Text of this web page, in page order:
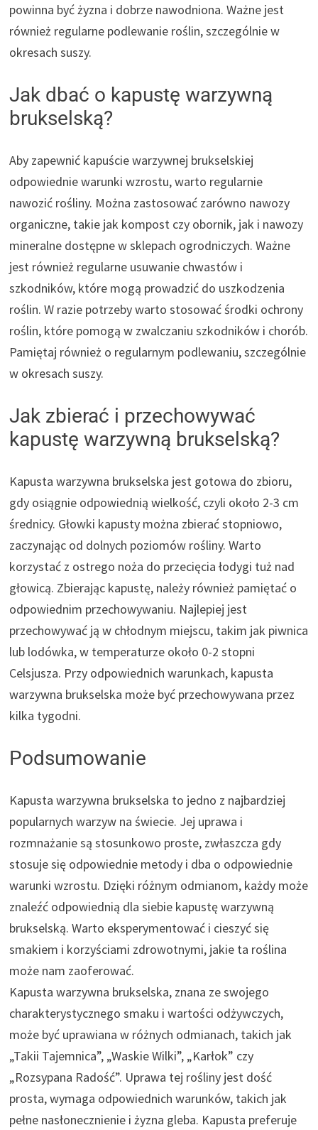
powinna być żyzna i dobrze nawodniona. Ważne jest
również regularne podlewanie roślin, szczególnie w
okresach suszy.
Jak dbać o kapustę warzywną
brukselską?
Aby zapewnić kapuście warzywnej brukselskiej
odpowiednie warunki wzrostu, warto regularnie
nawozić rośliny. Można zastosować zarówno nawozy
organiczne, takie jak kompost czy obornik, jak i nawozy
mineralne dostępne w sklepach ogrodniczych. Ważne
jest również regularne usuwanie chwastów i
szkodników, które mogą prowadzić do uszkodzenia
roślin. W razie potrzeby warto stosować środki ochrony
roślin, które pomogą w zwalczaniu szkodników i chorób.
Pamiętaj również o regularnym podlewaniu, szczególnie
w okresach suszy.
Jak zbierać i przechowywać
kapustę warzywną brukselską?
Kapusta warzywna brukselska jest gotowa do zbioru,
gdy osiągnie odpowiednią wielkość, czyli około 2-3 cm
średnicy. Głowki kapusty można zbierać stopniowo,
zaczynając od dolnych poziomów rośliny. Warto
korzystać z ostrego noża do przecięcia łodygi tuż nad
głowicą. Zbierając kapustę, należy również pamiętać o
odpowiednim przechowywaniu. Najlepiej jest
przechowywać ją w chłodnym miejscu, takim jak piwnica
lub lodówka, w temperaturze około 0-2 stopni
Celsjusza. Przy odpowiednich warunkach, kapusta
warzywna brukselska może być przechowywana przez
kilka tygodni.
Podsumowanie
Kapusta warzywna brukselska to jedno z najbardziej
popularnych warzyw na świecie. Jej uprawa i
rozmnażanie są stosunkowo proste, zwłaszcza gdy
stosuje się odpowiednie metody i dba o odpowiednie
warunki wzrostu. Dzięki różnym odmianom, każdy może
znaleźć odpowiednią dla siebie kapustę warzywną
brukselską. Warto eksperymentować i cieszyć się
smakiem i korzyściami zdrowotnymi, jakie ta roślina
może nam zaoferować.
Kapusta warzywna brukselska, znana ze swojego
charakterystycznego smaku i wartości odżywczych,
może być uprawiana w różnych odmianach, takich jak
„Takii Tajemnica”, „Waskie Wilki”, „Karłok” czy
„Rozsypana Radość”. Uprawa tej rośliny jest dość
prosta, wymaga odpowiednich warunków, takich jak
pełne nasłonecznienie i żyzna gleba. Kapusta preferuje